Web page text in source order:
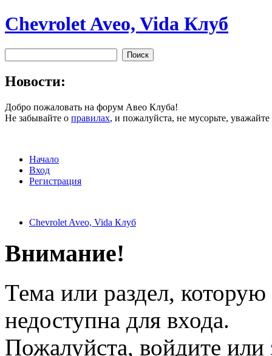
Chevrolet Aveo, Vida Клуб
Новости:
Добро пожаловать на форум Авео Клуба!
Не забывайте о правилах, и пожалуйста, не мусорьте,
Начало
Вход
Регистрация
Chevrolet Aveo, Vida Клуб
Внимание!
Тема или раздел,
недоступна для входа.
Пожалуйста, войдите или